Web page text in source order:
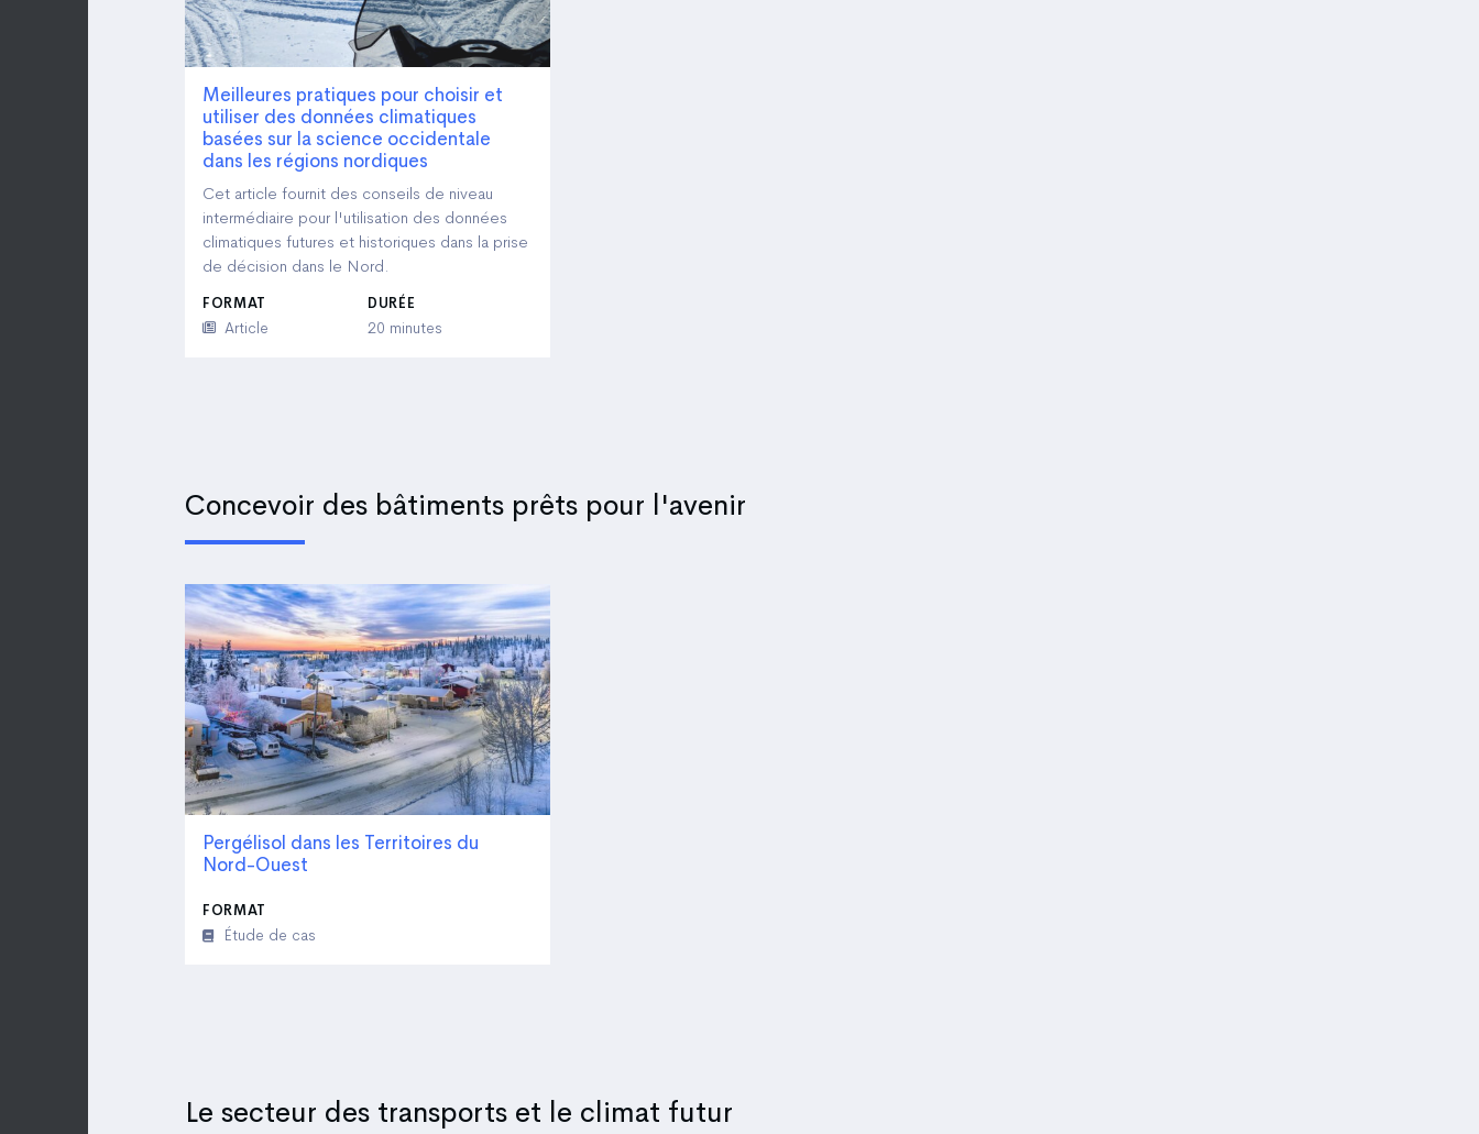
Meilleures pratiques pour choisir et
utiliser des données climatiques
basées sur la science occidentale
dans les régions nordiques
Cet article fournit des conseils de niveau
intermédiaire pour l'utilisation des données
climatiques futures et historiques dans la prise
de décision dans le Nord.
FORMAT
Article
DURÉE
20 minutes
Concevoir des bâtiments prêts pour l'avenir
Pergélisol dans les Territoires du
Nord-Ouest
FORMAT
Étude de cas
Le secteur des transports et le climat futur